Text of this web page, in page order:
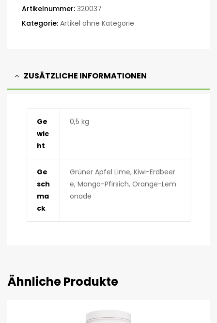
Artikelnummer: 320037
Kategorie: Artikel ohne Kategorie
ZUSÄTZLICHE INFORMATIONEN
Ge
wic
ht
0,5 kg
Ge
sch
ma
ck
Grüner Apfel Lime, Kiwi-Erdbeer
e, Mango-Pfirsich, Orange-Lem
onade
Ähnliche Produkte